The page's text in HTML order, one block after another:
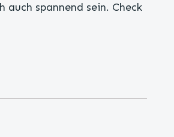
auch spannend sein. Check